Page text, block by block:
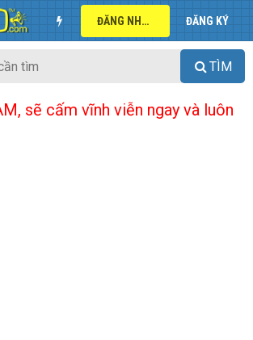
ĐĂNG NHẬP ĐĂNG KÝ
TÌM
sẽ cấm vĩnh viễn ngay và luôn